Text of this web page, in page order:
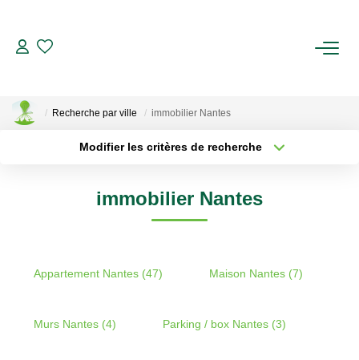
BIENS VENDUS
NOTRE AGENCE
Notre Équipe
Recherche par ville immobilier Nantes
Modifier les critères de recherche
immobilier Nantes
Appartement Nantes (47) Maison Nantes (7)
Murs Nantes (4) Parking / box Nantes (3)